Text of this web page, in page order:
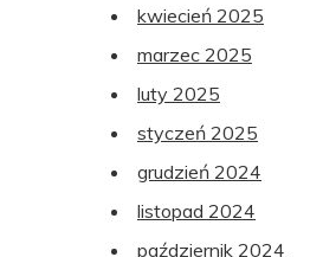
kwiecień 2025
marzec 2025
luty 2025
styczeń 2025
grudzień 2024
listopad 2024
październik 2024